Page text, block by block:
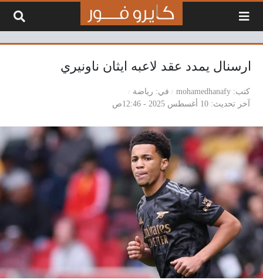
ارسنال يمدد عقد لاعبه ايثان ناونيري
كتب mohamedhanafy في
رياضة
آخر تحديث 10 أغسطس 2025 - 12:46ص